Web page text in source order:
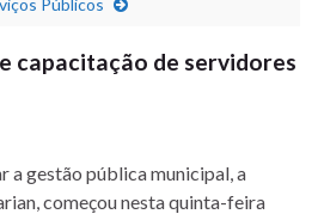
capacitação de servidores
gestão pública municipal, a
começou nesta quinta-feira